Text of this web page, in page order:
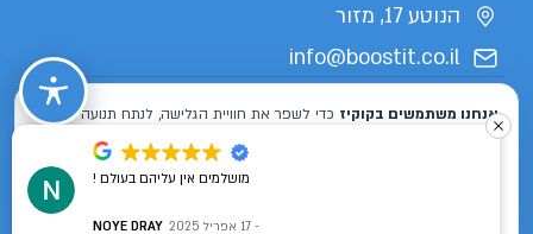
הנוטע 17, מזור
info@boostit.co.il
מדיניות פרטיות הצהרת נגישות
מפת אתר
כל הזכויות שמורות לבוסטיט 2026 ©
Designed & Developed by
מושלמים אין עליהם בעולם !
NOYE DRAY 17 אפריל 2025